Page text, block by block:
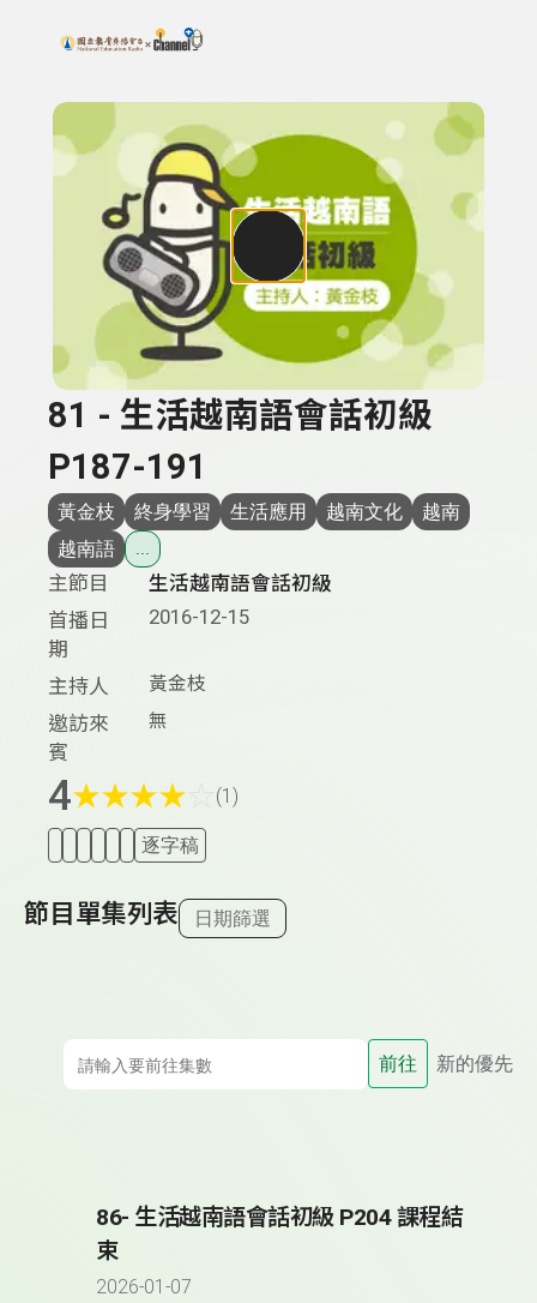
上方功能區塊
搜尋關鍵字：可輸入節目名稱、主持人或關鍵字
81 - 生活越南語會話初級
P187-191
黃金枝 終身學習 生活應用 越南文化
越南
越南語
...
主節目
生活越南語會話初級
首播日
期
2016-12-15
主持人 黃金枝
邀訪來
賓
無
4★★★★ (1)
逐字稿
節目單集列表 日期篩選
前往 新的優先
86- 生活越南語會話初級 P204 課程結
束
2026-01-07